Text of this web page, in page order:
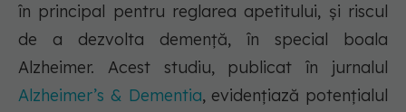
în principal pentru reglarea apetitului, și riscul
de a dezvolta demență, în special boala
Alzheimer. Acest studiu, publicat în jurnalul
Alzheimer’s & Dementia, evidențiază potențialul